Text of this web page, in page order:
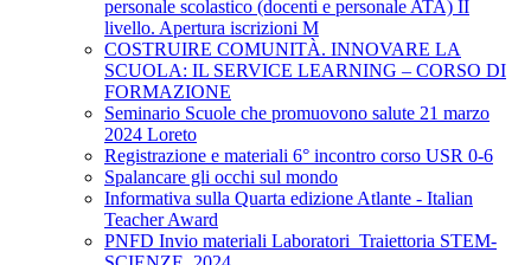
personale scolastico (docenti e personale ATA) II
livello. Apertura iscrizioni M
COSTRUIRE COMUNITÀ. INNOVARE LA
SCUOLA: IL SERVICE LEARNING – CORSO DI
FORMAZIONE
Seminario Scuole che promuovono salute 21 marzo
2024 Loreto
Registrazione e materiali 6° incontro corso USR 0-6
Spalancare gli occhi sul mondo
Informativa sulla Quarta edizione Atlante - Italian
Teacher Award
PNFD Invio materiali Laboratori_Traiettoria STEM-